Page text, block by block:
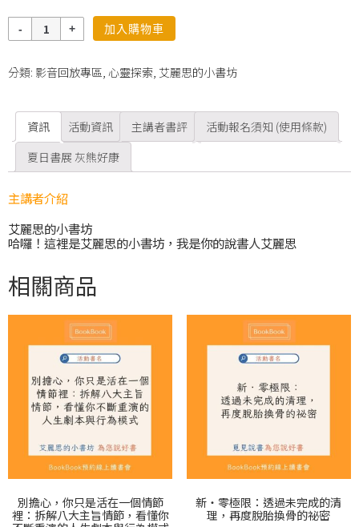
量
加入購物車
分類: 影音回放專區, 心靈探索, 艾麗思的小書坊
資訊 活動資訊 主講者書評
活動報名須知 (使用條款)
夏日書展 灰熊好康
主講者介紹
艾麗思的小書坊
哈囉！這裡是艾麗思的小書坊，我是你的說書人艾麗思
相關商品
別擔心，你只是活在一個情節
裡：拆解八大主旨情節，看懂你
新‧零極限：透過未完成的清
理，再度脫胎換骨的祕密